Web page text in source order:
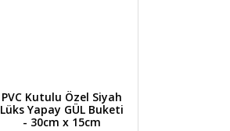
PVC Kutulu Özel Siyah
Lüks Yapay GÜL Buketi
- 30cm x 15cm